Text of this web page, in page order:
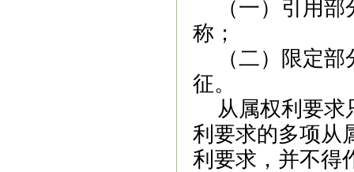
（一）引用
称；
（二）限定
征。
从属权利要求
利要求的多项从
利要求，并不得